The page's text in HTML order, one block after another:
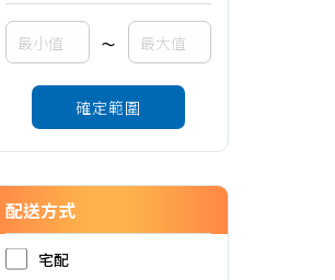
~
確定範圍
配送方式
宅配